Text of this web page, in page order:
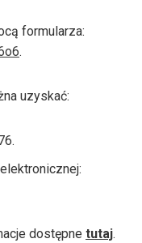
formularza:
.
uzyskać:
dostępne tutaj.